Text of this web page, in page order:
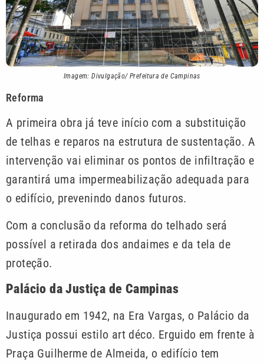
Imagem: Divulgação/ Prefeitura de Campinas
Reforma
A primeira obra já teve início com a substituição
de telhas e reparos na estrutura de sustentação. A
intervenção vai eliminar os pontos de infiltração e
garantirá uma impermeabilização adequada para
o edifício, prevenindo danos futuros.
Com a conclusão da reforma do telhado será
possível a retirada dos andaimes e da tela de
proteção.
Palácio da Justiça de Campinas
Inaugurado em 1942, na Era Vargas, o Palácio da
Justiça possui estilo art déco. Erguido em frente à
Praça Guilherme de Almeida, o edifício tem